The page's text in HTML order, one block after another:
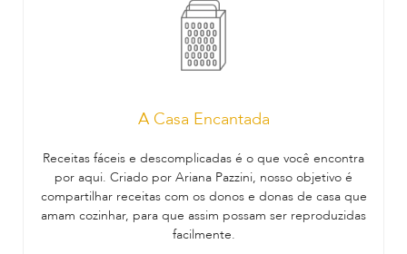
A Casa Encantada
Receitas fáceis e descomplicadas é o que você encontra
por aqui. Criado por Ariana Pazzini, nosso objetivo é
compartilhar receitas com os donos e donas de casa que
amam cozinhar, para que assim possam ser reproduzidas
facilmente.